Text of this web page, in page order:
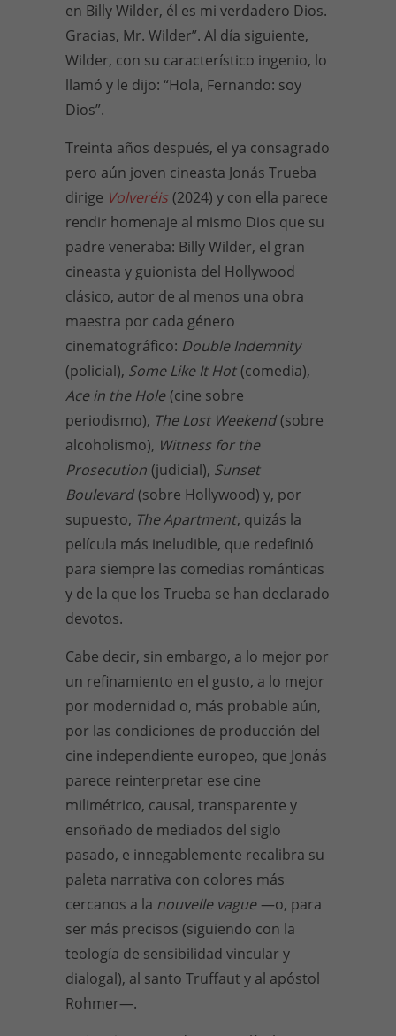
en Billy Wilder, él es mi verdadero Dios.
Gracias, Mr. Wilder”. Al día siguiente,
Wilder, con su característico ingenio, lo
llamó y le dijo: “Hola, Fernando: soy
Dios”.
Treinta años después, el ya consagrado
pero aún joven cineasta Jonás Trueba
dirige Volveréis (2024) y con ella parece
rendir homenaje al mismo Dios que su
padre veneraba: Billy Wilder, el gran
cineasta y guionista del Hollywood
clásico, autor de al menos una obra
maestra por cada género
cinematográfico: Double Indemnity
(policial), Some Like It Hot (comedia),
Ace in the Hole (cine sobre
periodismo), The Lost Weekend (sobre
alcoholismo), Witness for the
Prosecution (judicial), Sunset
Boulevard (sobre Hollywood) y, por
supuesto, The Apartment, quizás la
película más ineludible, que redefinió
para siempre las comedias románticas
y de la que los Trueba se han declarado
devotos.
Cabe decir, sin embargo, a lo mejor por
un refinamiento en el gusto, a lo mejor
por modernidad o, más probable aún,
por las condiciones de producción del
cine independiente europeo, que Jonás
parece reinterpretar ese cine
milimétrico, causal, transparente y
ensoñado de mediados del siglo
pasado, e innegablemente recalibra su
paleta narrativa con colores más
cercanos a la nouvelle vague —o, para
ser más precisos (siguiendo con la
teología de sensibilidad vincular y
dialogal), al santo Truffaut y al apóstol
Rohmer—.